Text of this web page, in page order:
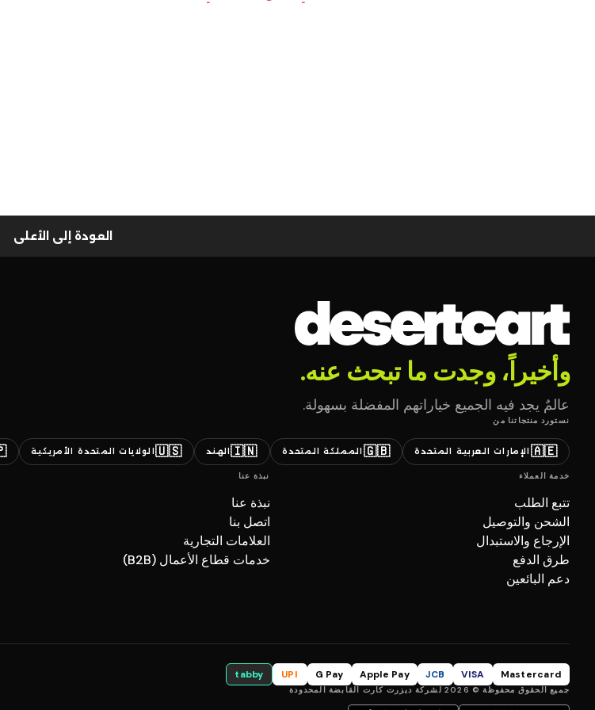
العودة إلى الأعلى
وأخيراً، وجدت ما تبحث عنه.
عالمٌ يجد فيه الجميع خياراتهم المفضلة بسهولة.
نستورد منتجاتنا من
🇦🇪 الإمارات العربية المتحدة 🇬🇧 المملكة المتحدة 🇮🇳الهند 🇺🇸الولايات المتحدة الأمريكية
خدمة العملاء
تتبع الطلب
الشحن والتوصيل
الإرجاع والاستبدال
طرق الدفع
دعم البائعين
نبذة عنا
نبذة عنا
اتصل بنا
العلامات التجارية
خدمات قطاع الأعمال (B2B)
Mastercard
VISA
JCB
Apple Pay
G Pay
UPI
tabby
جميع الحقوق محفوظة © 2026 لشركة ديزرت كارت القابضة المحدودة